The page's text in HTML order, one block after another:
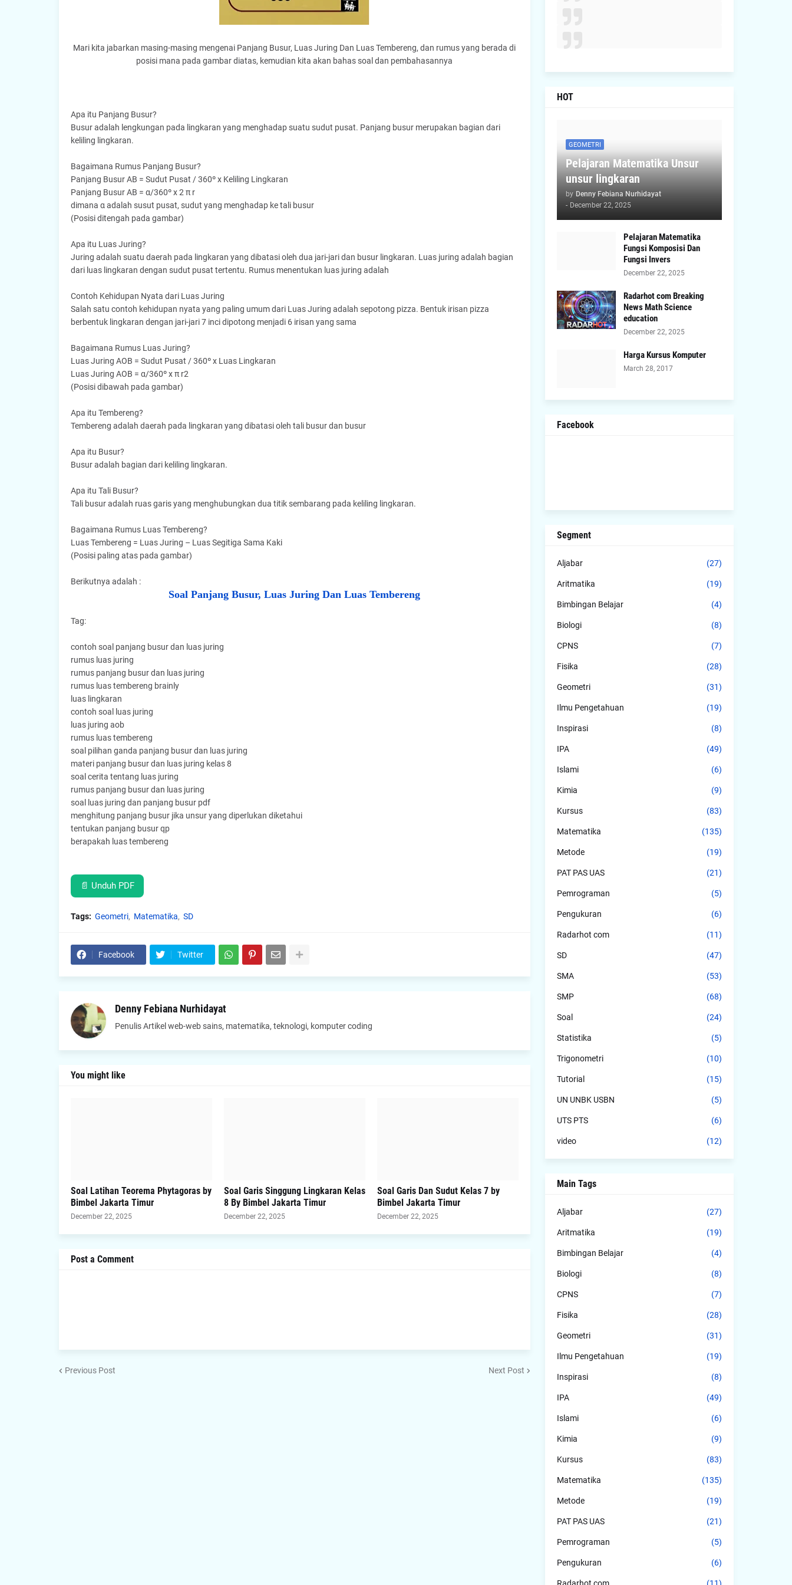
Mari kita jabarkan masing-masing mengenai Panjang Busur, Luas Juring Dan Luas Tembereng, dan rumus yang berada di
posisi mana pada gambar diatas, kemudian kita akan bahas soal dan pembahasannya
Apa itu Panjang Busur?
Busur adalah lengkungan pada lingkaran yang menghadap suatu sudut pusat. Panjang busur merupakan bagian dari
keliling lingkaran.
Bagaimana Rumus Panjang Busur?
Panjang Busur AB = Sudut Pusat / 360º x Keliling Lingkaran
Panjang Busur AB = α/360º x 2 π r
dimana α adalah susut pusat, sudut yang menghadap ke tali busur
(Posisi ditengah pada gambar)
Apa itu Luas Juring?
Juring adalah suatu daerah pada lingkaran yang dibatasi oleh dua jari-jari dan busur lingkaran. Luas juring adalah bagian
dari luas lingkaran dengan sudut pusat tertentu. Rumus menentukan luas juring adalah
Contoh Kehidupan Nyata dari Luas Juring
Salah satu contoh kehidupan nyata yang paling umum dari Luas Juring adalah sepotong pizza. Bentuk irisan pizza
berbentuk lingkaran dengan jari-jari 7 inci dipotong menjadi 6 irisan yang sama
Bagaimana Rumus Luas Juring?
Luas Juring AOB = Sudut Pusat / 360º x Luas Lingkaran
Luas Juring AOB = α/360º x π r2
(Posisi dibawah pada gambar)
Apa itu Tembereng?
Tembereng adalah daerah pada lingkaran yang dibatasi oleh tali busur dan busur
Apa itu Busur?
Busur adalah bagian dari keliling lingkaran.
Apa itu Tali Busur?
Tali busur adalah ruas garis yang menghubungkan dua titik sembarang pada keliling lingkaran.
Bagaimana Rumus Luas Tembereng?
Luas Tembereng = Luas Juring – Luas Segitiga Sama Kaki
(Posisi paling atas pada gambar)
Berikutnya adalah :
Soal Panjang Busur, Luas Juring Dan Luas Tembereng
Tag:
contoh soal panjang busur dan luas juring
rumus luas juring
rumus panjang busur dan luas juring
rumus luas tembereng brainly
luas lingkaran
contoh soal luas juring
luas juring aob
rumus luas tembereng
soal pilihan ganda panjang busur dan luas juring
materi panjang busur dan luas juring kelas 8
soal cerita tentang luas juring
rumus panjang busur dan luas juring
soal luas juring dan panjang busur pdf
menghitung panjang busur jika unsur yang diperlukan diketahui
tentukan panjang busur qp
berapakah luas tembereng
📄 Unduh PDF
Tags: Geometri Matematika SD
Facebook Twitter
Denny Febiana Nurhidayat
Penulis Artikel web-web sains, matematika, teknologi, komputer coding
You might like
Soal Latihan Teorema Phytagoras by
Bimbel Jakarta Timur
December 22, 2025
Soal Garis Singgung Lingkaran Kelas
8 By Bimbel Jakarta Timur
December 22, 2025
Soal Garis Dan Sudut Kelas 7 by
Bimbel Jakarta Timur
December 22, 2025
Post a Comment
Previous Post Next Post
HOT
GEOMETRI
Pelajaran Matematika Unsur
unsur lingkaran
by Denny Febiana Nurhidayat
- December 22, 2025
Pelajaran Matematika
Fungsi Komposisi Dan
Fungsi Invers
December 22, 2025
Radarhot com Breaking
News Math Science
education
December 22, 2025
Harga Kursus Komputer
March 28, 2017
Facebook
Segment
Aljabar (27)
Aritmatika (19)
Bimbingan Belajar (4)
Biologi (8)
CPNS (7)
Fisika (28)
Geometri (31)
Ilmu Pengetahuan (19)
Inspirasi (8)
IPA (49)
Islami (6)
Kimia (9)
Kursus (83)
Matematika (135)
Metode (19)
PAT PAS UAS (21)
Pemrograman (5)
Pengukuran (6)
Radarhot com (11)
SD (47)
SMA (53)
SMP (68)
Soal (24)
Statistika (5)
Trigonometri (10)
Tutorial (15)
UN UNBK USBN (5)
UTS PTS (6)
video (12)
Main Tags
Aljabar (27)
Aritmatika (19)
Bimbingan Belajar (4)
Biologi (8)
CPNS (7)
Fisika (28)
Geometri (31)
Ilmu Pengetahuan (19)
Inspirasi (8)
IPA (49)
Islami (6)
Kimia (9)
Kursus (83)
Matematika (135)
Metode (19)
PAT PAS UAS (21)
Pemrograman (5)
Pengukuran (6)